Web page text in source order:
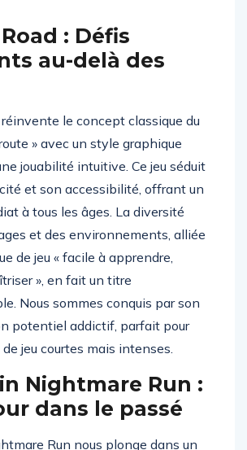
: Défis
au-delà des
réinvente le concept classique du
» avec un style graphique
jouabilité intuitive. Ce jeu séduit
et son accessibilité, offrant un
à tous les âges. La diversité
et des environnements, alliée
de jeu « facile à apprendre,
», en fait un titre
Nous sommes conquis par son
potentiel addictif, parfait pour
Nightmare Run :
dans le passé